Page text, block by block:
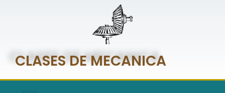
CLASES DE MECANICA